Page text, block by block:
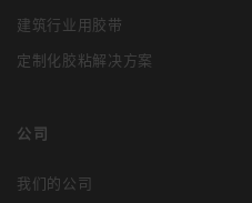
建筑行业用胶带
定制化胶粘解决方案
公司
我们的公司